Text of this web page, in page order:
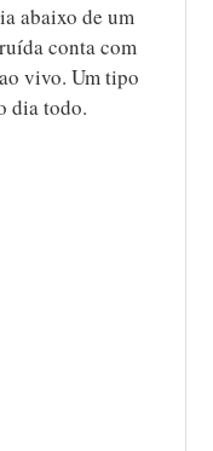
abaixo de um
conta com
vivo. Um tipo
dia todo.